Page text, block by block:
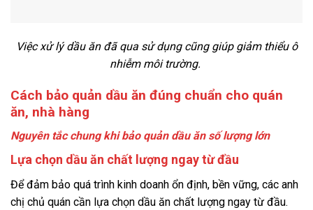
Việc xử lý dầu ăn đã qua sử dụng cũng giúp giảm thiểu ô
nhiễm môi trường.
Cách bảo quản dầu ăn đúng chuẩn cho quán
ăn, nhà hàng
Nguyên tắc chung khi bảo quản dầu ăn số lượng lớn
Lựa chọn dầu ăn chất lượng ngay từ đầu
Để đảm bảo quá trình kinh doanh ổn định, bền vững, các anh
chị chủ quán cần lựa chọn dầu ăn chất lượng ngay từ đầu.